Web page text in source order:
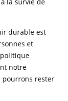
durable est
et
notre
pourrons rester